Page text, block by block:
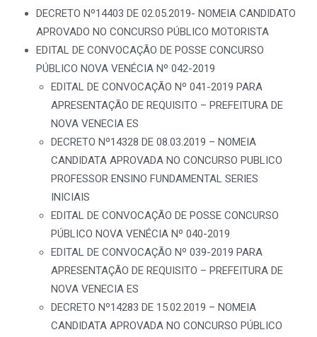
DECRETO Nº14403 DE 02.05.2019- NOMEIA CANDIDATO
APROVADO NO CONCURSO PÚBLICO MOTORISTA
EDITAL DE CONVOCAÇÃO DE POSSE CONCURSO
PÚBLICO NOVA VENÉCIA Nº 042-2019
EDITAL DE CONVOCAÇÃO Nº 041-2019 PARA
APRESENTAÇÃO DE REQUISITO – PREFEITURA DE
NOVA VENECIA ES
DECRETO Nº14328 DE 08.03.2019 – NOMEIA
CANDIDATA APROVADA NO CONCURSO PUBLICO
PROFESSOR ENSINO FUNDAMENTAL SERIES
INICIAIS
EDITAL DE CONVOCAÇÃO DE POSSE CONCURSO
PÚBLICO NOVA VENÉCIA Nº 040-2019
EDITAL DE CONVOCAÇÃO Nº 039-2019 PARA
APRESENTAÇÃO DE REQUISITO – PREFEITURA DE
NOVA VENECIA ES
DECRETO Nº14283 DE 15.02.2019 – NOMEIA
CANDIDATA APROVADA NO CONCURSO PÚBLICO